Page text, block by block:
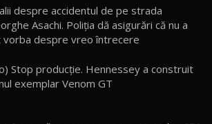
Lynk & Co 01 / Test Drive AutoBlog.MD
25:19
Van Electric Testat în Moldova / AutoBlog.MD
26:38
despre accidentul de pe strada
Asachi. Poliţia dă asigurări că nu a
despre vreo întrecere
Stop producţie. Hennessey a construit
exemplar Venom GT